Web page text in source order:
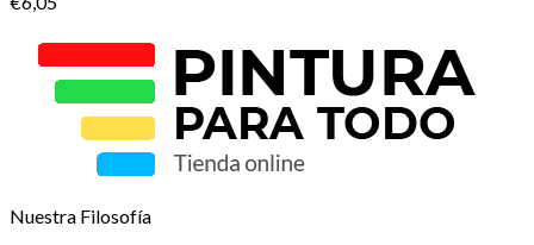
Nuestra Filosofía